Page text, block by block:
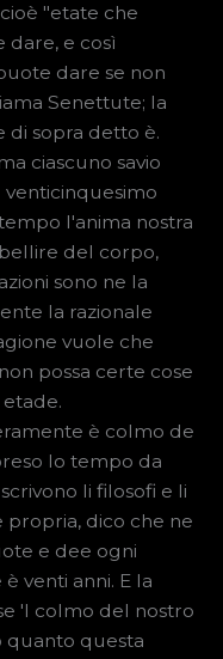
"etate che
dare, e così
dare se non
Senettute; la
di sopra detto è.
ciascuno savio
venticinquesimo
l'anima nostra
del corpo,
sono ne la
la razionale
vuole che
possa certe cose
è colmo de
lo tempo da
li filosofi e li
propria, dico che ne
e dee ogni
venti anni. E la
'l colmo del nostro
quanto questa